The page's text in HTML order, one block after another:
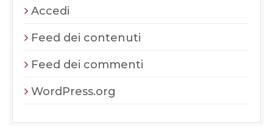
Accedi
Feed dei contenuti
Feed dei commenti
WordPress.org